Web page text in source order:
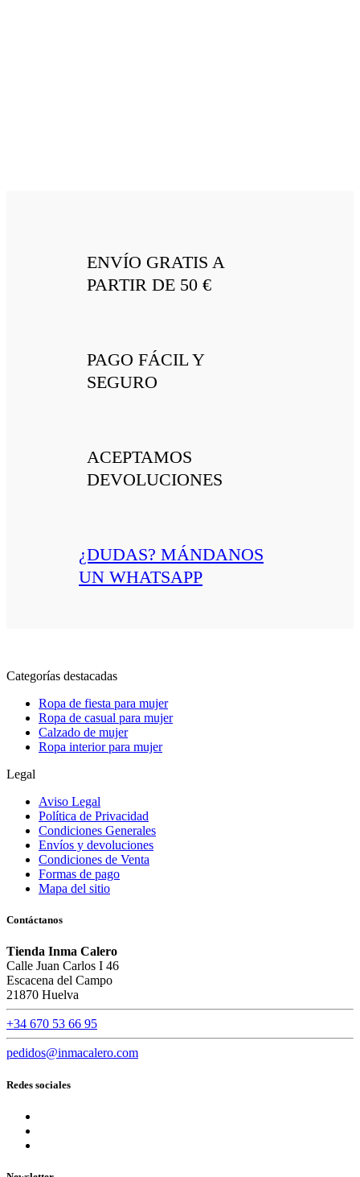
ENVÍO GRATIS A
PARTIR DE 50 €
PAGO FÁCIL Y
SEGURO
ACEPTAMOS
DEVOLUCIONES
¿DUDAS? MÁNDANOS
UN WHATSAPP
Categorías destacadas
Ropa de fiesta para mujer
Ropa de casual para mujer
Calzado de mujer
Ropa interior para mujer
Legal
Aviso Legal
Política de Privacidad
Condiciones Generales
Envíos y devoluciones
Condiciones de Venta
Formas de pago
Mapa del sitio
Contáctanos
Tienda Inma Calero
Calle Juan Carlos I 46
Escacena del Campo
21870 Huelva
+34 670 53 66 95
pedidos@inmacalero.com
Redes sociales